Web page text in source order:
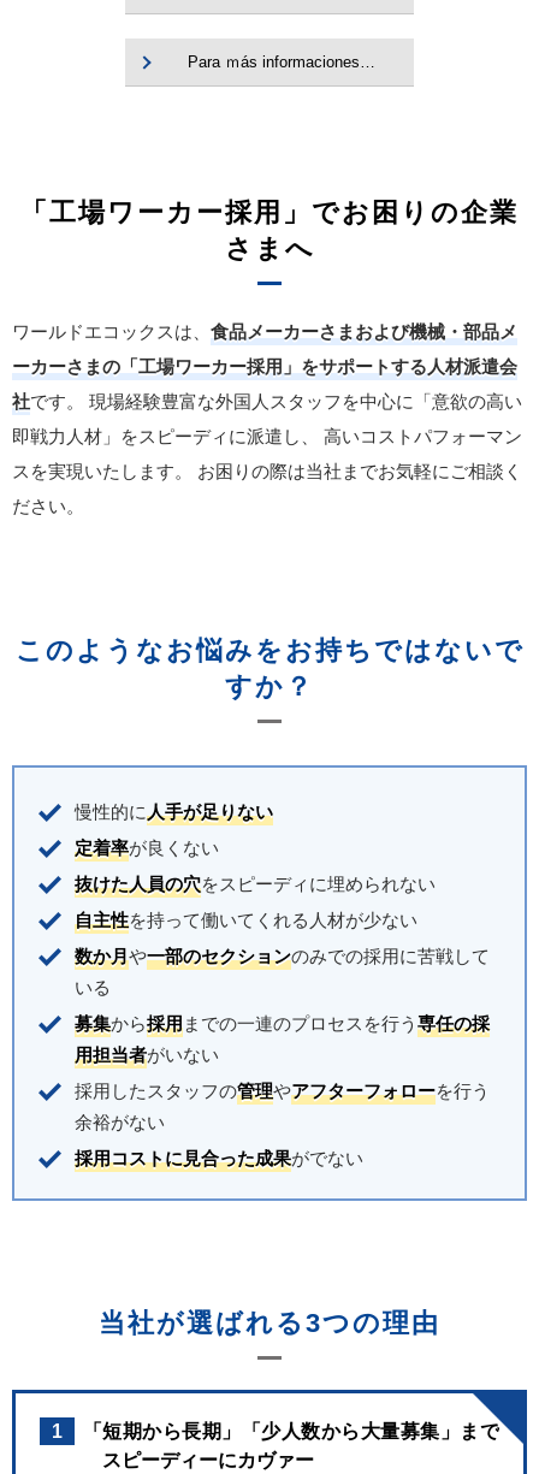
Para ｍás informaciones…
「工場ワーカー採用」でお困りの企業
さまへ
ワールドエコックスは、 食品メーカーさまおよび機械・部品メ
ーカーさまの「工場ワーカー採用」をサポートする人材派遣会
社です。
現場経験豊富な外国人スタッフを中心に「意欲の高い
即戦力人材」をスピーディに派遣し、
高いコストパフォーマン
スを実現いたします。
お困りの際は当社までお気軽にご相談く
ださい。
このようなお悩みをお持ちではないで
すか？
慢性的に人手が足りない
定着率が良くない
抜けた人員の穴をスピーディに埋められない
自主性を持って働いてくれる人材が少ない
数か月や一部のセクションのみでの採用に苦戦して
いる
募集から採用までの一連のプロセスを行う 専任の採
用担当者がいない
採用したスタッフの管理やアフターフォローを行う
余裕がない
採用コストに見合った成果がでない
当社が選ばれる3つの理由
1
「短期から長期」「少人数から大量募集」まで
スピーディーにカヴァー